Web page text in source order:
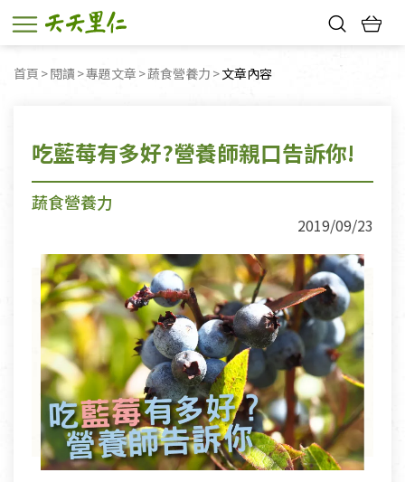
首頁 閱讀 專題文章 蔬食營養力 目前頁面：
文章內容
吃藍莓有多好?營養師親口告訴你!
蔬食營養力
2019/09/23